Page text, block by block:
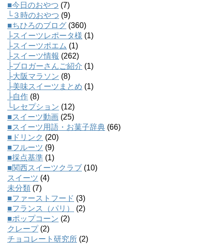
■今日のおやつ (7)
└３時のおやつ (9)
■ちひろのブログ (360)
├スイーツレポータ様 (1)
├スイーツポエム (1)
├スイーツ情報 (262)
├ブロガーさんご紹介 (1)
├大阪マラソン (8)
├美味スイーツまとめ (1)
├自作 (8)
└レセプション (12)
■スイーツ動画 (25)
■スイーツ用語・お菓子辞典 (66)
■ドリンク (20)
■フルーツ (9)
■採点基準 (1)
■関西スイーツクラブ (10)
スイーツ (4)
未分類 (7)
■ファーストフード (3)
■フランス（パリ）
(2)
■ポップコーン (2)
クレープ(2)
チョコレート研究所 (2)